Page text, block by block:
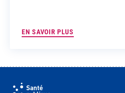
EN SAVOIR PLUS